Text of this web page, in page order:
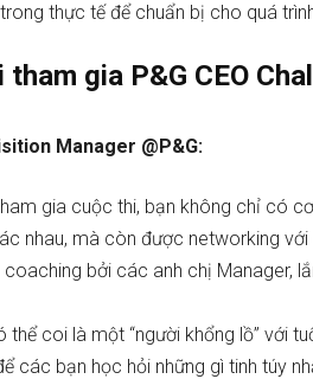
thực tế để chuẩn bị cho quá
gia P&G CEO
Manager @P&G:
gia cuộc thi, bạn không chỉ có
nhau, mà còn được networking
bởi các anh chị Manager,
thể coi là một “người khổng lồ” với
các bạn học hỏi những gì tinh túy